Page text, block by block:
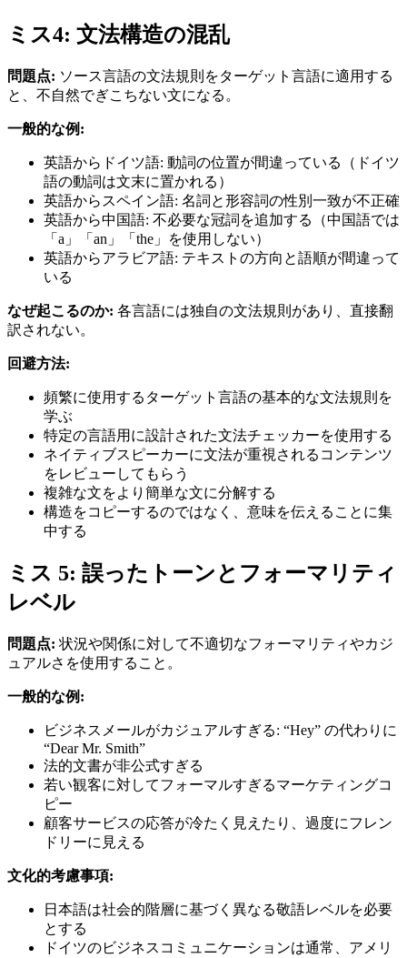
ミス4: 文法構造の混乱
問題点: ソース言語の文法規則をターゲット言語に適用する
と、不自然でぎこちない文になる。
一般的な例:
英語からドイツ語: 動詞の位置が間違っている（ドイツ
語の動詞は文末に置かれる）
英語からスペイン語: 名詞と形容詞の性別一致が不正確
英語から中国語: 不必要な冠詞を追加する（中国語では
「a」「an」「the」を使用しない）
英語からアラビア語: テキストの方向と語順が間違って
いる
なぜ起こるのか: 各言語には独自の文法規則があり、直接翻
訳されない。
回避方法:
頻繁に使用するターゲット言語の基本的な文法規則を
学ぶ
特定の言語用に設計された文法チェッカーを使用する
ネイティブスピーカーに文法が重視されるコンテンツ
をレビューしてもらう
複雑な文をより簡単な文に分解する
構造をコピーするのではなく、意味を伝えることに集
中する
ミス 5: 誤ったトーンとフォーマリティ
レベル
問題点: 状況や関係に対して不適切なフォーマリティやカジ
ュアルさを使用すること。
一般的な例:
ビジネスメールがカジュアルすぎる: “Hey” の代わりに
“Dear Mr. Smith”
法的文書が非公式すぎる
若い観客に対してフォーマルすぎるマーケティングコ
ピー
顧客サービスの応答が冷たく見えたり、過度にフレン
ドリーに見える
文化的考慮事項:
日本語は社会的階層に基づく異なる敬語レベルを必要
とする
ドイツのビジネスコミュニケーションは通常、アメリ